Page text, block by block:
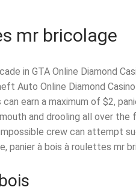
mr bricolage
in GTA Online Diamond
Auto Online Diamond
earn a maximum of $2,
and drooling all over
crew can attempt
panier à bois à roulettes mr